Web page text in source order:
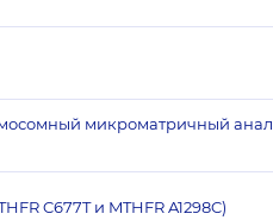
микроматричный
C677T и MTHFR A1298C)